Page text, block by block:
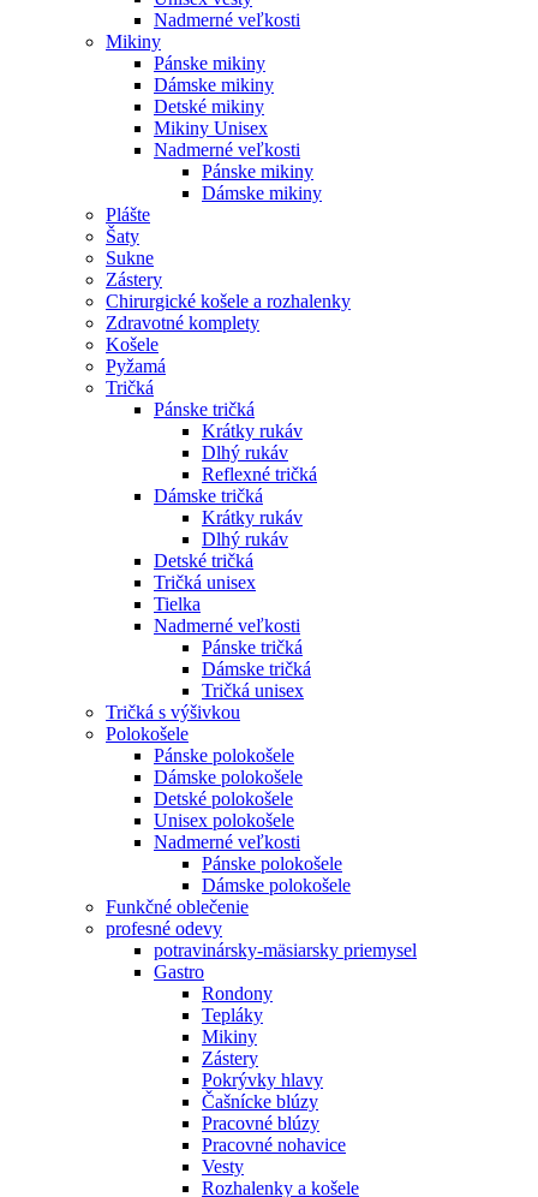
Nadmerné veľkosti
Mikiny
Pánske mikiny
Dámske mikiny
Detské mikiny
Mikiny Unisex
Nadmerné veľkosti
Pánske mikiny
Dámske mikiny
Plášte
Šaty
Sukne
Zástery
Chirurgické košele a rozhalenky
Zdravotné komplety
Košele
Pyžamá
Tričká
Pánske tričká
Krátky rukáv
Dlhý rukáv
Reflexné tričká
Dámske tričká
Krátky rukáv
Dlhý rukáv
Detské tričká
Tričká unisex
Tielka
Nadmerné veľkosti
Pánske tričká
Dámske tričká
Tričká unisex
Tričká s výšivkou
Polokošele
Pánske polokošele
Dámske polokošele
Detské polokošele
Unisex polokošele
Nadmerné veľkosti
Pánske polokošele
Dámske polokošele
Funkčné oblečenie
profesné odevy
potravinársky-mäsiarsky priemysel
Gastro
Rondony
Tepláky
Mikiny
Zástery
Pokrývky hlavy
Čašnícke blúzy
Pracovné blúzy
Pracovné nohavice
Vesty
Rozhalenky a košele